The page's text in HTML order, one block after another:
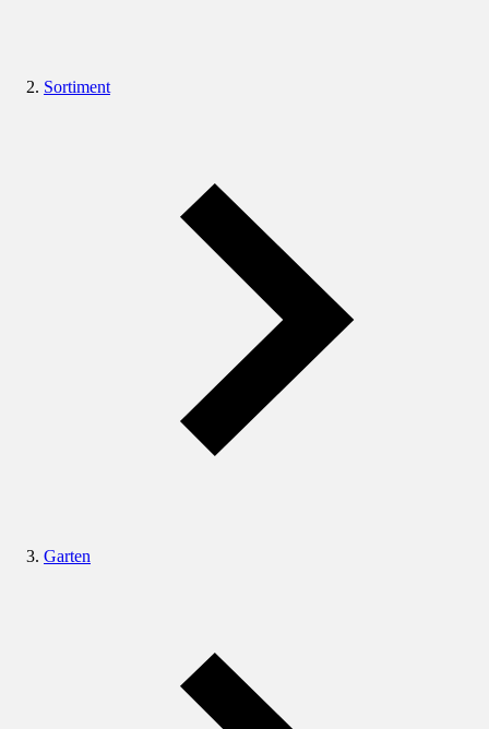
Sortiment
Garten